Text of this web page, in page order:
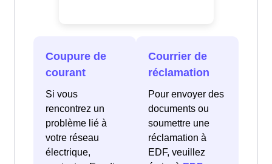
Coupure de
courant
Si vous
rencontrez un
problème lié à
votre réseau
électrique,
Courrier de
réclamation
Pour envoyer des
documents ou
soumettre une
réclamation à
EDF, veuillez